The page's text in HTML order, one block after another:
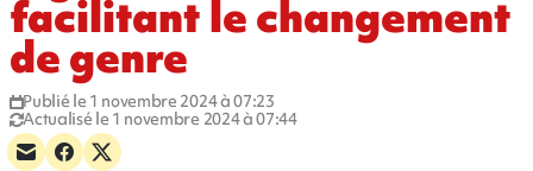
facilitant le changement
de genre
Publié le 1 novembre 2024 à 07:23
Actualisé le 1 novembre 2024 à 07:44